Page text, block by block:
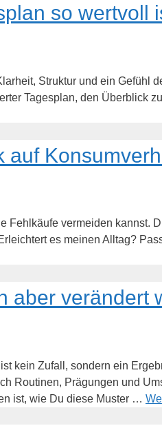
so wertvoll
Struktur und ein Gefühl
Tagesplan, den Überblick
auf
vermeiden kannst.
es meinen Alltag?
aber verändert
kein Zufall, sondern ein
Routinen, Prägungen und
ist, wie Du diese Muster …